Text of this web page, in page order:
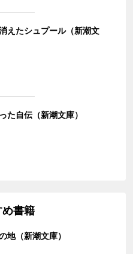
えたシュプール（新潮文
た自伝（新潮文庫）
書籍
地（新潮文庫）